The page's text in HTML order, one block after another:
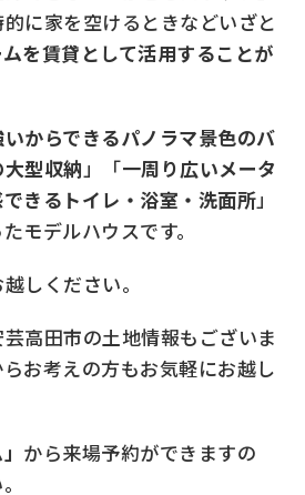
に家を空けるときなどいざと
を賃貸として活用することが
からできるパノラマ景色のバ
型収納」「一周り広いメータ
きるトイレ・浴室・洗面所」
モデルハウスです。
しください。
高田市の土地情報もございま
お考えの方もお気軽にお越し
から来場予約ができますの